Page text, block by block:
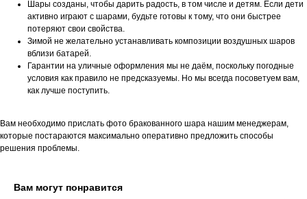
Шары созданы, чтобы дарить радость, в том числе и детям. Если дети
активно играют с шарами, будьте готовы к тому, что они быстрее
потеряют свои свойства.
Зимой не желательно устанавливать композиции воздушных шаров
вблизи батарей.
Гарантии на уличные оформления мы не даём, поскольку погодные
условия как правило не предсказуемы. Но мы всегда посоветуем вам,
как лучше поступить.
Вам необходимо прислать фото бракованного шара нашим менеджерам,
которые постараются максимально оперативно предложить способы
решения проблемы.
Вам могут понравится